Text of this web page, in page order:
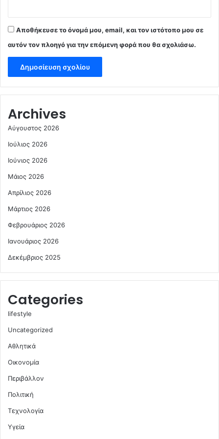
Αποθήκευσε το όνομά μου, email, και τον ιστότοπο μου σε
αυτόν τον πλοηγό για την επόμενη φορά που θα σχολιάσω.
Archives
Αύγουστος 2026
Ιούλιος 2026
Ιούνιος 2026
Μάιος 2026
Απρίλιος 2026
Μάρτιος 2026
Φεβρουάριος 2026
Ιανουάριος 2026
Δεκέμβριος 2025
Categories
lifestyle
Uncategorized
Αθλητικά
Οικονομία
Περιβάλλον
Πολιτική
Τεχνολογία
Υγεία